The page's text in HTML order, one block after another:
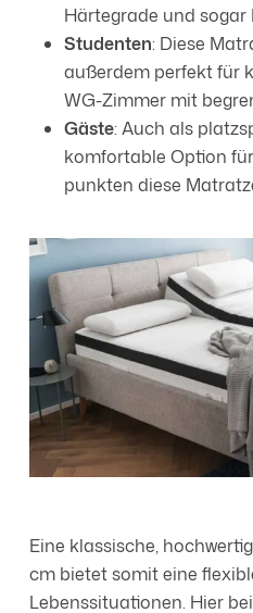
Härtegrade und
Studenten: Diese
außerdem perfekt für
WG-Zimmer mit
Gäste: Auch als
komfortable Option
punkten diese
Eine klassische,
cm bietet somit eine
Lebenssituationen. Hier bei